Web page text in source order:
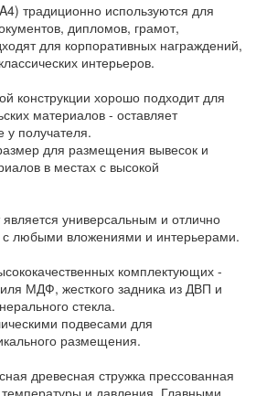
традиционно используются для
дипломов, грамот,
для корпоративных награждений,
интерьеров.
конструкции хорошо подходит для
материалов - оставляет
у получателя.
для размещения вывесок и
в местах с высокой
универсальным и отлично
с любыми вложениями и интерьерами.
комплектующих -
МДФ, жесткого задника из ДВП и
стекла.
подвесами для
размещения.
древесная стружка прессованная